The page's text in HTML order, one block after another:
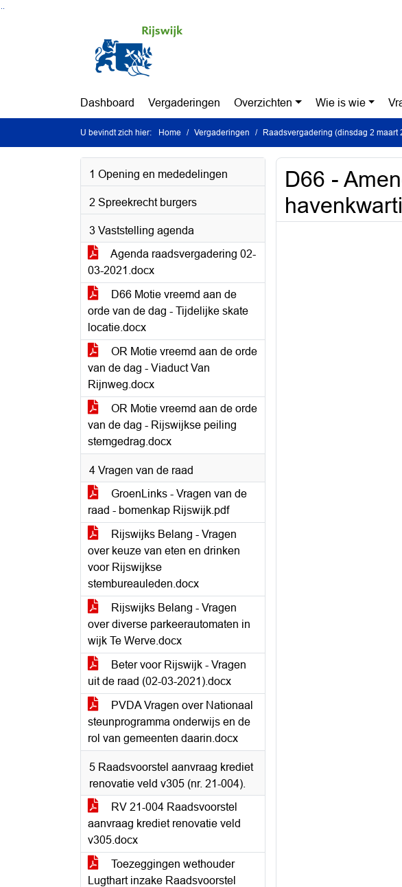
Dashboard Vergaderingen Overzichten Wie is wie
U bevindt zich hier: Home Vergaderingen Raadsvergadering (dinsdag 2 maart
1 Opening en mededelingen
2 Spreekrecht burgers
3 Vaststelling agenda
Agenda raadsvergadering 02-
03-2021.docx
D66 Motie vreemd aan de
orde van de dag - Tijdelijke skate
locatie.docx
OR Motie vreemd aan de orde
van de dag - Viaduct Van
Rijnweg.docx
OR Motie vreemd aan de orde
van de dag - Rijswijkse peiling
stemgedrag.docx
4 Vragen van de raad
GroenLinks - Vragen van de
raad - bomenkap Rijswijk.pdf
Rijswijks Belang - Vragen
over keuze van eten en drinken
voor Rijswijkse
stembureauleden.docx
Rijswijks Belang - Vragen
over diverse parkeerautomaten in
wijk Te Werve.docx
Beter voor Rijswijk - Vragen
uit de raad (02-03-2021).docx
PVDA Vragen over Nationaal
steunprogramma onderwijs en de
rol van gemeenten daarin.docx
5 Raadsvoorstel aanvraag krediet
renovatie veld v305 (nr. 21-004).
RV 21-004 Raadsvoorstel
aanvraag krediet renovatie veld
v305.docx
Toezeggingen wethouder
Lugthart inzake Raadsvoorstel
D66 -